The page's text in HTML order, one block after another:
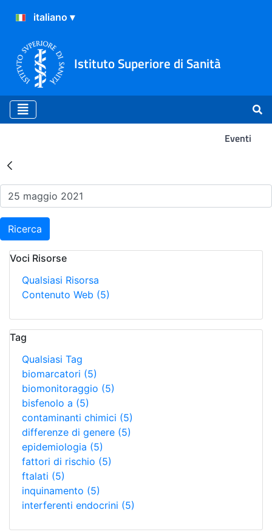
Istituto Superiore di Sanità
Eventi
Risultati della Ricerca -
Ricerca
Voci Risorse
Qualsiasi Risorsa
Contenuto Web (5)
Tag
Qualsiasi Tag
biomarcatori (5)
biomonitoraggio (5)
bisfenolo a (5)
contaminanti chimici (5)
differenze di genere (5)
epidemiologia (5)
fattori di rischio (5)
ftalati (5)
inquinamento (5)
interferenti endocrini (5)